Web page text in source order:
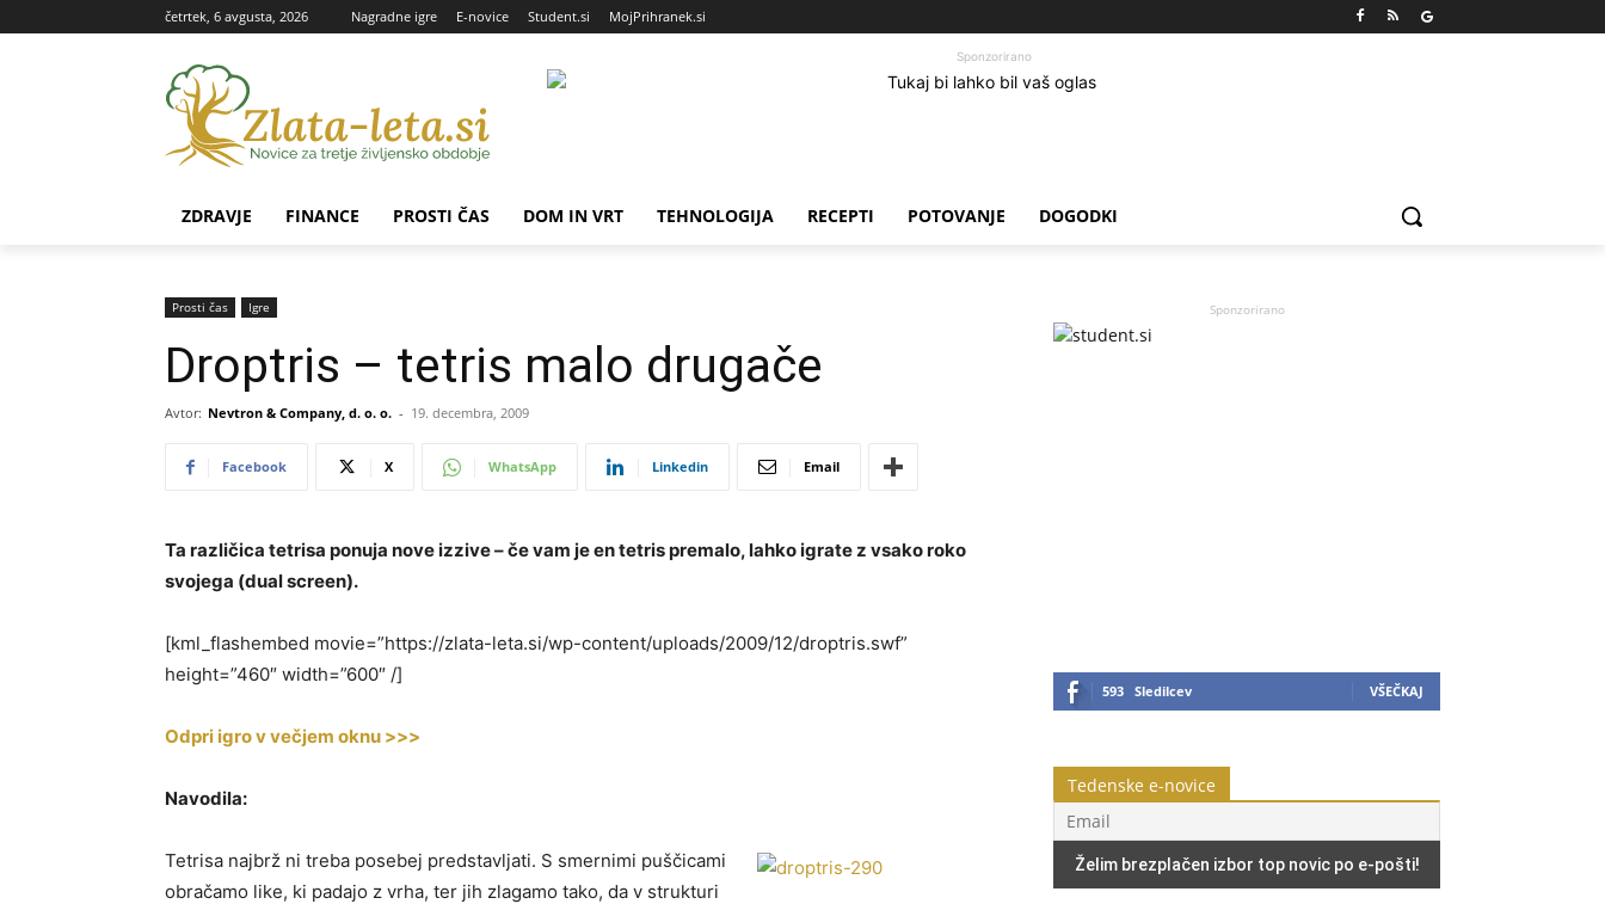
četrtek, 6 avgusta, 2026 Nagradne igre E-novice Student.si MojPrihranek.si
Sponzorirano
ZDRAVJE FINANCE PROSTI ČAS DOM IN VRT TEHNOLOGIJA RECEPTI POTOVANJE DOGODKI
Prosti čas Igre
Droptris – tetris malo drugače
Avtor: Nevtron & Company, d. o. o. - 19. decembra, 2009
Facebook X WhatsApp Linkedin Email
Ta različica tetrisa ponuja nove izzive – če vam je en tetris premalo, lahko igrate z vsako roko
svojega (dual screen).
[kml_flashembed movie=”https://zlata-leta.si/wp-content/uploads/2009/12/droptris.swf”
height=”460″ width=”600″ /]
Odpri igro v večjem oknu >>>
Navodila:
Tetrisa najbrž ni treba posebej predstavljati. S smernimi puščicami
obračamo like, ki padajo z vrha, ter jih zlagamo tako, da v strukturi
Sponzorirano
593 Sledilcev VŠEČKAJ
Tedenske e-novice